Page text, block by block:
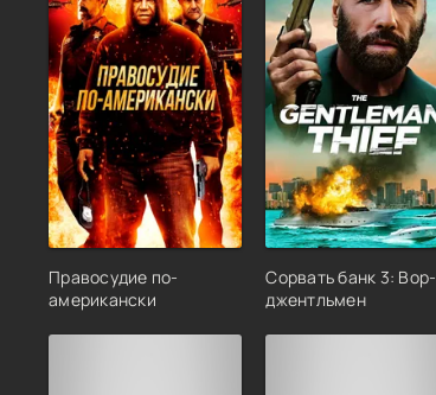
Правосудие по-
американски
Сорвать банк 3: Вор-
джентльмен